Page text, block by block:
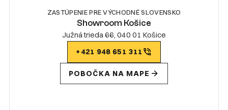
ZASTÚPENIE PRE VÝCHODNÉ SLOVENSKO
Showroom Košice
Južná trieda 66, 040 01 Košice
+421 948 651 311
POBOČKA NA MAPE